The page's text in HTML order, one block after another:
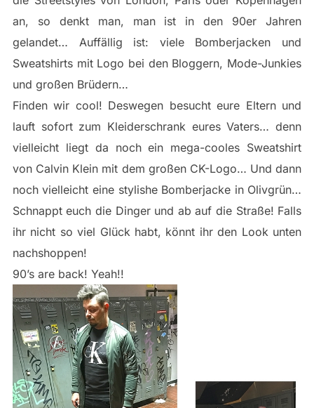
an, so denkt man, man ist in den 90er Jahren
gelandet… Auffällig ist: viele Bomberjacken und
Sweatshirts mit Logo bei den Bloggern, Mode-Junkies
und großen Brüdern…
Finden wir cool! Deswegen besucht eure Eltern und
lauft sofort zum Kleiderschrank eures Vaters… denn
vielleicht liegt da noch ein mega-cooles Sweatshirt
von Calvin Klein mit dem großen CK-Logo… Und dann
noch vielleicht eine stylishe Bomberjacke in Olivgrün…
Schnappt euch die Dinger und ab auf die Straße! Falls
ihr nicht so viel Glück habt, könnt ihr den Look unten
nachshoppen!
90’s are back! Yeah!!